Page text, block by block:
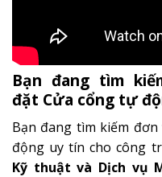
Bạn đang tìm
đặt Cửa cổng tự
Bạn đang tìm kiếm
động uy tín cho công
Kỹ thuật và Dịch vụ